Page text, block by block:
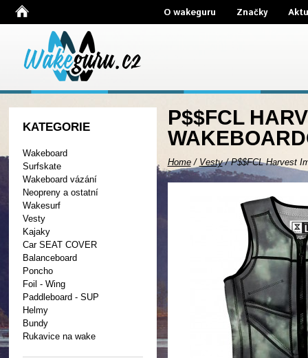
O wakeguru Značky
KATEGORIE
Wakeboard
Surfskate
Wakeboard vázání
Neopreny a ostatní
Wakesurf
Vesty
Kajaky
Car SEAT COVER
Balanceboard
Poncho
Foil - Wing
Paddleboard - SUP
Helmy
Bundy
Rukavice na wake
P$$FCL
Home/ Vesty/P$$FCL Harvest